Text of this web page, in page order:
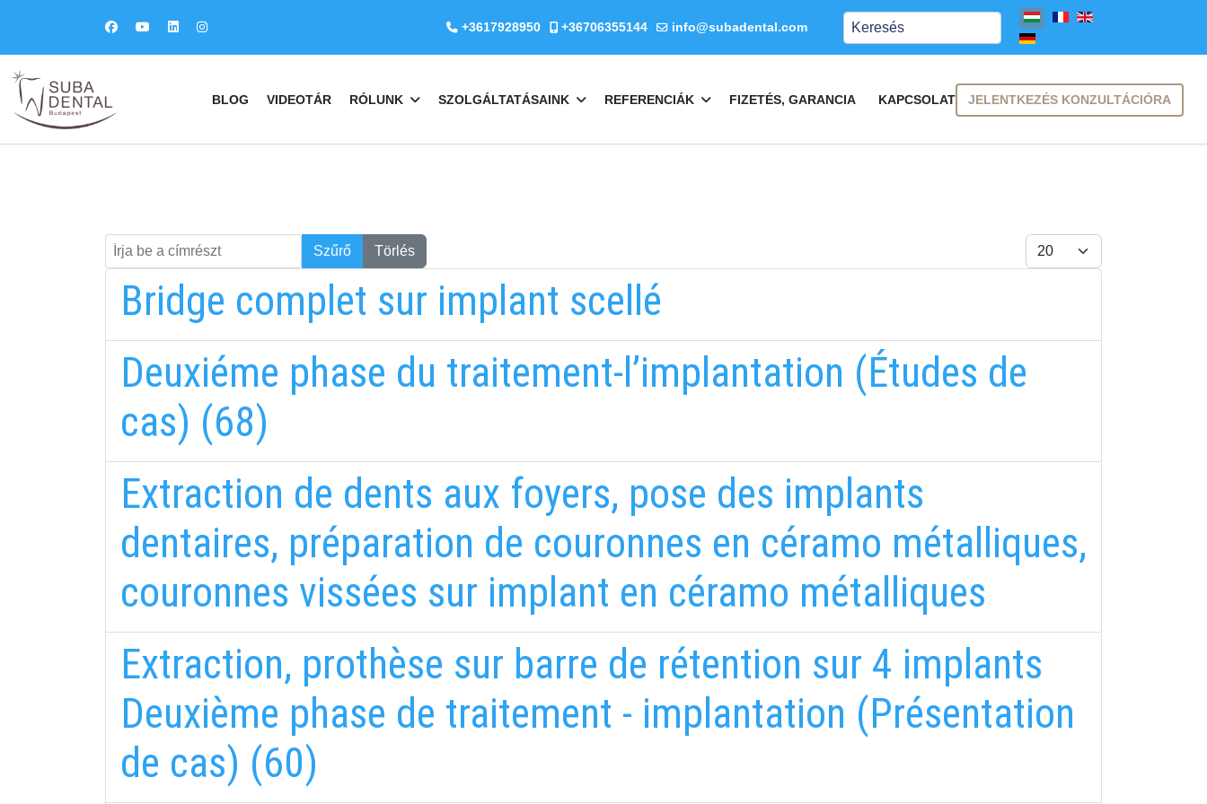
Keresés
+3617928950 +36706355144 info@subadental.com
JELENTKEZÉS KONZULTÁCIÓRA
BLOG VIDEOTÁR RÓLUNK SZOLGÁLTATÁSAINK REFERENCIÁK FIZETÉS, GARANCIA KAPCSOLAT
Írja be a címrészt
Keresés Szűrő Törlés Tételek #
Bridge complet sur implant scellé
Deuxiéme phase du traitement-l’implantation (Études de
cas) (68)
Extraction de dents aux foyers, pose des implants
dentaires, préparation de couronnes en céramo métalliques,
couronnes vissées sur implant en céramo métalliques
Extraction, prothèse sur barre de rétention sur 4 implants
Deuxième phase de traitement - implantation (Présentation
de cas) (60)